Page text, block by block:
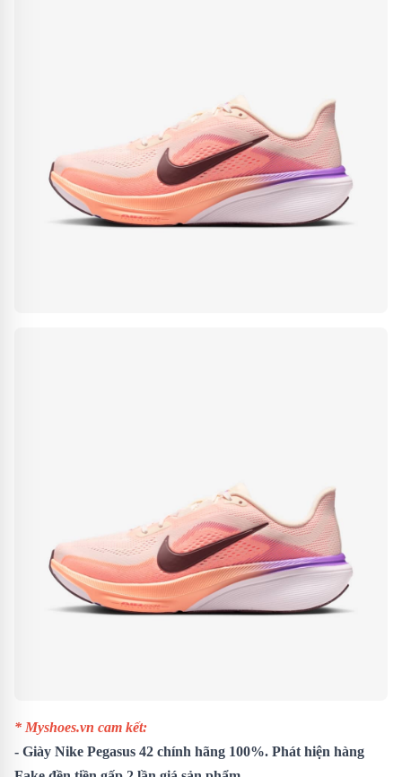
* Myshoes.vn cam kết:
- Giày Nike Pegasus 42 chính hãng 100%. Phát hiện hàng